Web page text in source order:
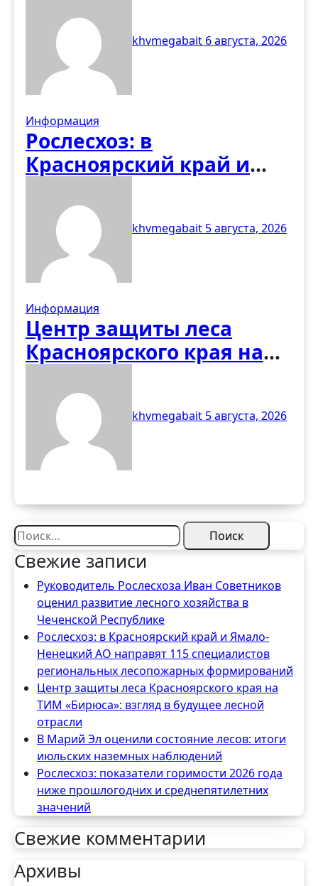
развитие лесного
хозяйства в Чеченской
Республике
khvmegabait 6 августа, 2026
Информация
Рослесхоз: в
Красноярский край и
направят 115
специалистов
региональных
лесопожарных
формирований
khvmegabait 5 августа, 2026
Информация
Центр защиты леса
Красноярского края на
будущее лесной отрасли
khvmegabait 5 августа, 2026
Найти:
Свежие записи
Руководитель Рослесхоза Иван Советников
оценил развитие лесного хозяйства в
Чеченской Республике
Рослесхоз: в Красноярский край и Ямало-
Ненецкий АО направят 115 специалистов
региональных лесопожарных формирований
Центр защиты леса Красноярского края на
ТИМ «Бирюса»: взгляд в будущее лесной
отрасли
В Марий Эл оценили состояние лесов: итоги
июльских наземных наблюдений
Рослесхоз: показатели горимости 2026 года
ниже прошлогодних и среднепятилетних
значений
Свежие комментарии
Архивы